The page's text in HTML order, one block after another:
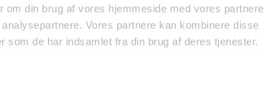
din brug af vores hjemmeside med vores partnere
Vores partnere kan kombinere disse
som de har indsamlet fra din brug af deres tjenester.